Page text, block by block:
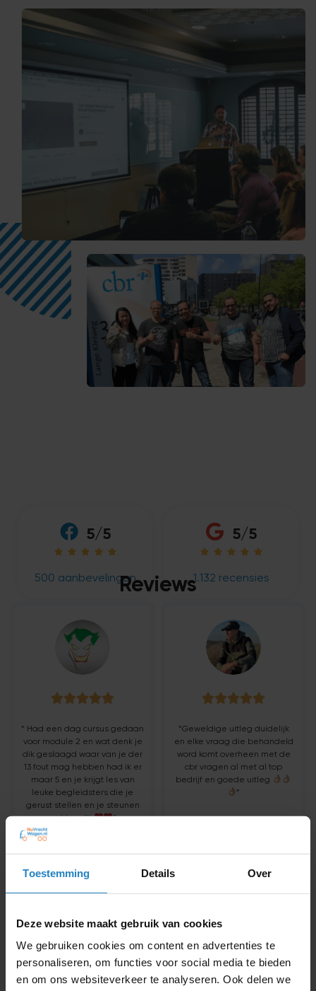
Toestemming Details Over
Deze website maakt gebruik van cookies
We gebruiken cookies om content en advertenties te
personaliseren, om functies voor social media te bieden
en om ons websiteverkeer te analyseren. Ook delen we
5/5
    
500 aanbevelingen
5/5
    
1.132 recensies
Reviews

“ Had een dag cursus gedaan
voor module 2 en wat denk je
dik geslaagd waar van je der
13 fout mag hebben had ik er
maar 5 en je krijgt les van
leuke begleidsters die je
gerust stellen en je steunen
wat top dit
“

“Geweldige uitleg duidelijk
en elke vraag die behandeld
word komt overheen met de
cbr vragen al met al top
bedrijf en goede uitleg
”


Kishan is de beste!!